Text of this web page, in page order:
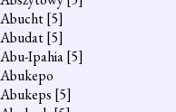
Abucht[5]
Abudat[5]
Abu-Ipahia[5]
Abukepo
Abukeps [5]